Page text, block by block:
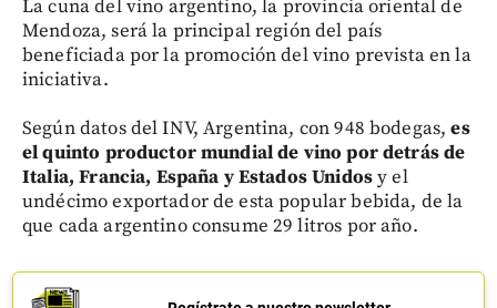
La cuna del vino argentino, la provincia oriental de
Mendoza, será la principal región del país
beneficiada por la promoción del vino prevista en la
iniciativa.
Según datos del INV, Argentina, con 948 bodegas,es
el quinto productor mundial de vino por detrás de
Italia, Francia, España y Estados Unidosy el
undécimo exportador de esta popular bebida, de la
que cada argentino consume 29 litros por año.